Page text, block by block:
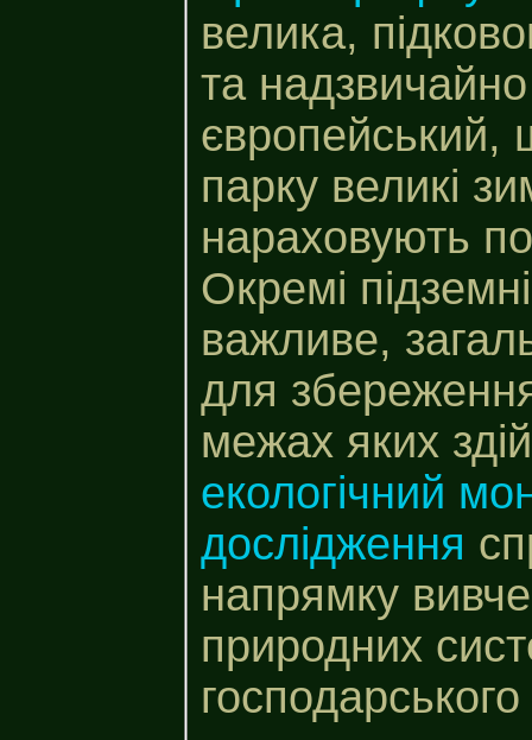
велика,
та
парку великі
нараховують
Окремі
важливе,
для
межах яких
екологічний
дослідження
напрямку
природних